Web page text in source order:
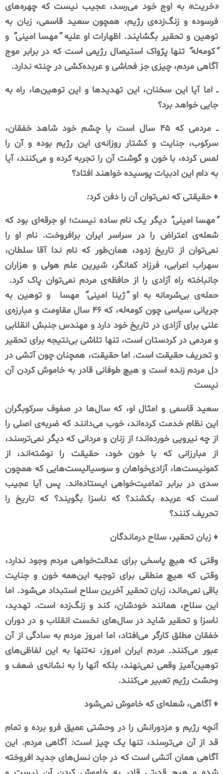
«خریت»به اوج خود می‌رسد، عجیب نیست که چهره‌های
فرسوده و زنگ‌زده‌ی رژیم، همچون سعید قاسمی، زبان به
توهین و تحقیر بگشایند. اظهارات او علیه“مهسا امینی” و
“کومه‌له” تنها پژواک استیصال رژیمی است که در برابر موج
آگاهی مردم، چیزی جز فحاشی و عربده‌کشی در چنته ندارد.
ــ اما آیا این سخنان، این تهدیدها و این توهین‌ها، راه به
جایی خواهد برد؟
ــ مردمی که ۴۵ سال است با چشم خود شاهد خفقان،
سرکوب، جنایت و کشتار روزانه‌ی این رژیم بوده و آن را
لمس کرده، با خون و گوشت آن را تجربه کرده و می‌کنند، آیا
به دام این ادبیات پوسیده خواهند افتاد؟
♦️ حقیقتی که نمی‌توان آن را دفن کرد:
“مهسا امینی”دیگر یک نام ساده نیست؛ او جرقه‌ای بود که
شعله‌ی اعتراض را در سراسر ایران برافروخت.نام او را
نمی‌توان از تاریخ زدود، همان‌طور که نام ندا آقا سلطان،
سهراب اعرابی، فرزاد کمانگر، شیرین علم هولی و هزاران
جانباختە راە آزادی را از حافظه‌ی مردم نمی‌توان پاک کرد.
حمله‌ی بی‌شرمانه به او “ژینا امینی” مهسا و توهین به
جریانی سیاسی چون کومه‌له، که ۴۶ سال مقاومت و مبارزه‌ی
علنی برای آزادی در تاریخ خود دارد و مهندس جنبش انقلابی
و مردمی در کردستان است، تنها تلاشی بی‌نتیجه برای تحقیر
و تحریف حقیقت است.اما حقیقت، همچنان چون آتشی در
دل مردم زنده است و هیچ طوفانی قادر به خاموش کردن آن
نیست
سعید قاسمی و امثال او، که سال‌ها در صفوف سرکوبگران
این نظام خدمت کرده‌اند، خوب می‌دانند که ضربه‌ی اصلی را
از چه نیرویی خورده‌اند؛ از زنان و مردانی که دیگر نمی‌ترسند،
از مبارزانی که با خون خود، حقیقت را نوشته‌اند، از
کمونیست‌ها، آزادی‌خواهان و سوسیالیست‌هایی که همچون
سدی در برابر تمامیت‌خواهی ایستاده‌اند.پس آیا عجیب
است که عربده بکشند؟ که ناسزا بگویند؟ که تاریخ را
تحریف کنند؟
♦️ زبان تحقیر، سلاح درماندگان
وقتی که هیچ پاسخی برای عدالت‌خواهی مردم وجود ندارد،
وقتی که هیچ منطقی برای توجیه این‌همه خون و جنایت
باقی نمی‌ماند، زبان تحقیر آخرین سلاح استبداد می‌شود. اما
این سلاح، همانند خودشان، کند و زنگ‌زده است. تهدید،
ناسزا و تحقیر شاید در سال‌های نخست انقلاب و در دوران
خفقان مطلق کارگر می‌افتاد، اما امروز مردم به سادگی از آن
عبور می‌کنند.مردم ایران امروز، نه‌تنها به این لفاظی‌های
توهین‌آمیز وقعی نمی‌نهند، بلکه آنها را به نشانه‌ی ضعف و
وحشت رژیم تعبیر می‌کنند.
♦️ آگاهی، شعله‌ای که خاموش نمی‌شود
آنچه رژیم و مزدورانش را در وحشتی عمیق فرو برده و تمام
قد از آن می‌ترسند، تنها یک چیز است:آگاهی مردم. این
آگاهی همان آتشی است که در جان نسل‌های جدید افروخته